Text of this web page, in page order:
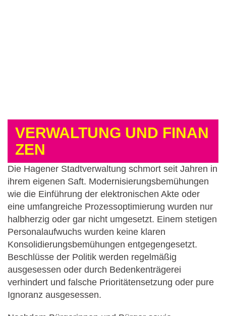
VERWALTUNG UND FINAN
ZEN
Die Hagener Stadtverwaltung schmort seit Jahren in
ihrem eigenen Saft. Modernisierungsbemühungen
wie die Einführung der elektronischen Akte oder
eine umfangreiche Prozessoptimierung wurden nur
halbherzig oder gar nicht umgesetzt. Einem stetigen
Personalaufwuchs wurden keine klaren
Konsolidierungsbemühungen entgegengesetzt.
Beschlüsse der Politik werden regelmäßig
ausgesessen oder durch Bedenkenträgerei
verhindert und falsche Prioritätensetzung oder pure
Ignoranz ausgesessen.